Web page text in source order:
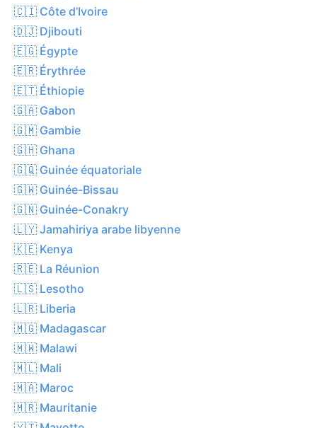
🇨🇮 Côte d’Ivoire
🇩🇯 Djibouti
🇪🇬 Égypte
🇪🇷 Érythrée
🇪🇹 Éthiopie
🇬🇦 Gabon
🇬🇲 Gambie
🇬🇭 Ghana
🇬🇶 Guinée équatoriale
🇬🇼 Guinée-Bissau
🇬🇳 Guinée-Conakry
🇱🇾 Jamahiriya arabe libyenne
🇰🇪 Kenya
🇷🇪 La Réunion
🇱🇸 Lesotho
🇱🇷 Liberia
🇲🇬 Madagascar
🇲🇼 Malawi
🇲🇱 Mali
🇲🇦 Maroc
🇲🇷 Mauritanie